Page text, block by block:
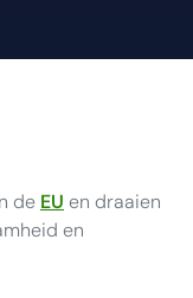
de EU en draaien
en